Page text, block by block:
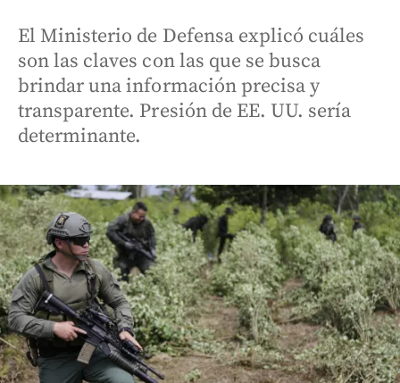
El Ministerio de Defensa explicó cuáles
son las claves con las que se busca
brindar una información precisa y
transparente. Presión de EE. UU. sería
determinante.